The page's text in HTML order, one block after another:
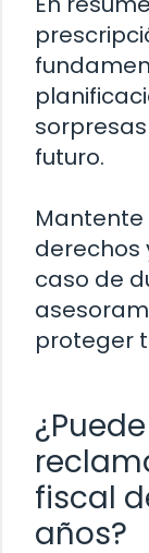
futuro.
derechos
caso de
proteger
fiscal
años?